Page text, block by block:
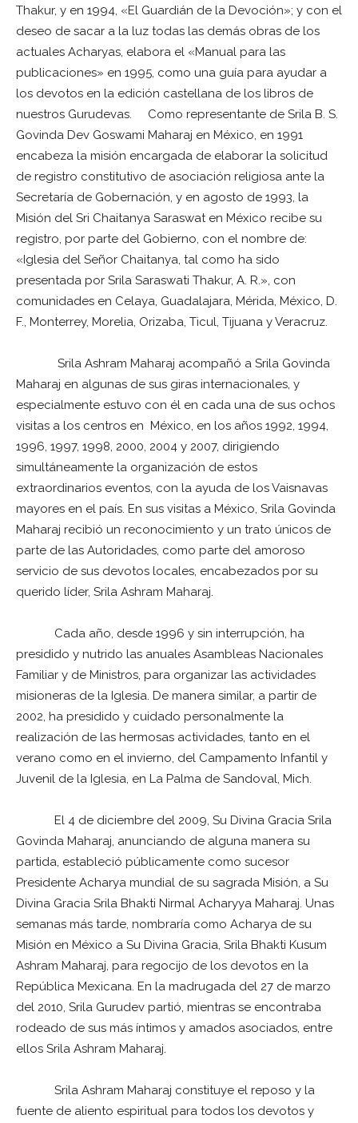
Thakur, y en 1994, «El Guardián de la Devoción»; y con el
deseo de sacar a la luz todas las demás obras de los
actuales Acharyas, elabora el «Manual para las
publicaciones» en 1995, como una guía para ayudar a
los devotos en la edición castellana de los libros de
nuestros Gurudevas. Como representante de Srila B. S.
Govinda Dev Goswami Maharaj en México, en 1991
encabeza la misión encargada de elaborar la solicitud
de registro constitutivo de asociación religiosa ante la
Secretaría de Gobernación, y en agosto de 1993, la
Misión del Sri Chaitanya Saraswat en México recibe su
registro, por parte del Gobierno, con el nombre de:
«Iglesia del Señor Chaitanya, tal como ha sido
presentada por Srila Saraswati Thakur, A. R.», con
comunidades en Celaya, Guadalajara, Mérida, México, D.
F., Monterrey, Morelia, Orizaba, Ticul, Tijuana y Veracruz.
Srila Ashram Maharaj acompañó a Srila Govinda
Maharaj en algunas de sus giras internacionales, y
especialmente estuvo con él en cada una de sus ochos
visitas a los centros en México, en los años 1992, 1994,
1996, 1997, 1998, 2000, 2004 y 2007, dirigiendo
simultáneamente la organización de estos
extraordinarios eventos, con la ayuda de los Vaisnavas
mayores en el país. En sus visitas a México, Srila Govinda
Maharaj recibió un reconocimiento y un trato únicos de
parte de las Autoridades, como parte del amoroso
servicio de sus devotos locales, encabezados por su
querido líder, Srila Ashram Maharaj.
Cada año, desde 1996 y sin interrupción, ha
presidido y nutrido las anuales Asambleas Nacionales
Familiar y de Ministros, para organizar las actividades
misioneras de la Iglesia. De manera similar, a partir de
2002, ha presidido y cuidado personalmente la
realización de las hermosas actividades, tanto en el
verano como en el invierno, del Campamento Infantil y
Juvenil de la Iglesia, en La Palma de Sandoval, Mich.
El 4 de diciembre del 2009, Su Divina Gracia Srila
Govinda Maharaj, anunciando de alguna manera su
partida, estableció públicamente como sucesor
Presidente Acharya mundial de su sagrada Misión, a Su
Divina Gracia Srila Bhakti Nirmal Acharyya Maharaj. Unas
semanas más tarde, nombraría como Acharya de su
Misión en México a Su Divina Gracia, Srila Bhakti Kusum
Ashram Maharaj, para regocijo de los devotos en la
República Mexicana. En la madrugada del 27 de marzo
del 2010, Srila Gurudev partió, mientras se encontraba
rodeado de sus más íntimos y amados asociados, entre
ellos Srila Ashram Maharaj.
Srila Ashram Maharaj constituye el reposo y la
fuente de aliento espiritual para todos los devotos y